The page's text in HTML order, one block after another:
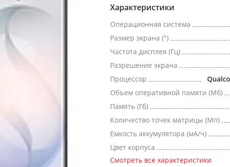
Характеристики
Операционная система
Размер экрана (")
Частота дисплея (Гц)
Разрешение экрана
Процессор
Объем оперативной памяти (Мб)
Память (Гб)
Количество точек матрицы (Мп)
Емкость аккумулятора (мА/ч)
Цвет корпуса
Смотреть все характеристики